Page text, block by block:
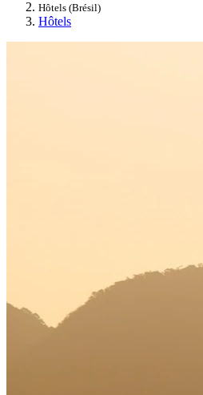
Hôtels (Brésil)
Hôtels